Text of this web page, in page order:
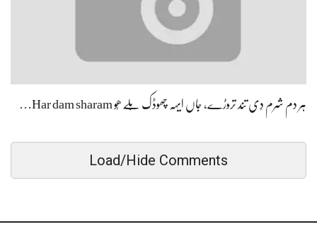
ہر دم شرم دِی تند تروڑے، جاں ایہہ چھوڈک بَلّے ھُو Har dam sharam…
Load/Hide Comments